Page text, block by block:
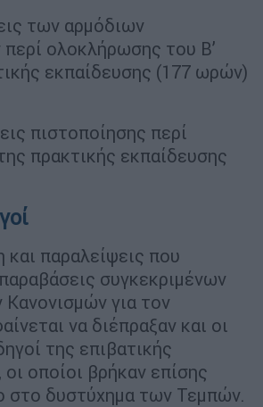
των αρμόδιων
ολοκλήρωσης του Β’
εκπαίδευσης (177 ωρών)
πιστοποίησης περί
πρακτικής εκπαίδευσης
και παραλείψεις που
συγκεκριμένων
για τον
να διέπραξαν και οι
της επιβατικής
οι οποίοι βρήκαν επίσης
στο δυστύχημα των Τεμπών.